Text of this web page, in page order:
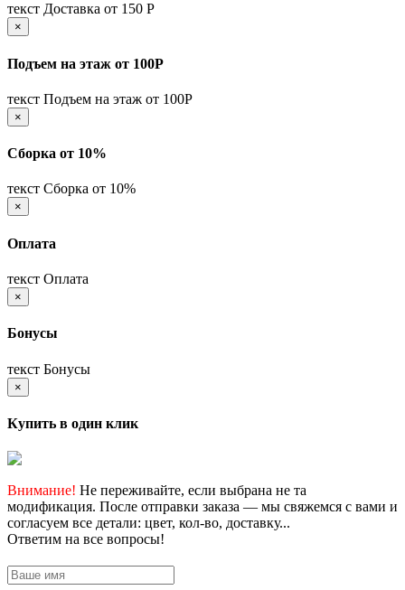
текст Доставка от 150 Р
×
Подъем на этаж от 100Р
текст Подъем на этаж от 100Р
×
Сборка от 10%
текст Сборка от 10%
×
Оплата
текст Оплата
×
Бонусы
текст Бонусы
×
Купить в один клик
Внимание! Не переживайте, если выбрана не та
модификация. После отправки заказа — мы свяжемся с вами и
согласуем все детали: цвет, кол-во, доставку...
Ответим на все вопросы!